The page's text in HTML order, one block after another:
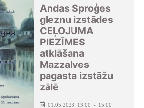
Andas Sproģes
gleznu izstādes
CEĻOJUMA
PIEZĪMES
atklāšana
Mazzalves
pagasta izstāžu
zālē
01.05.2023 13:00 - 15:00